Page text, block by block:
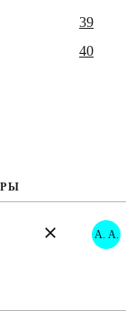
39
40
А. А.